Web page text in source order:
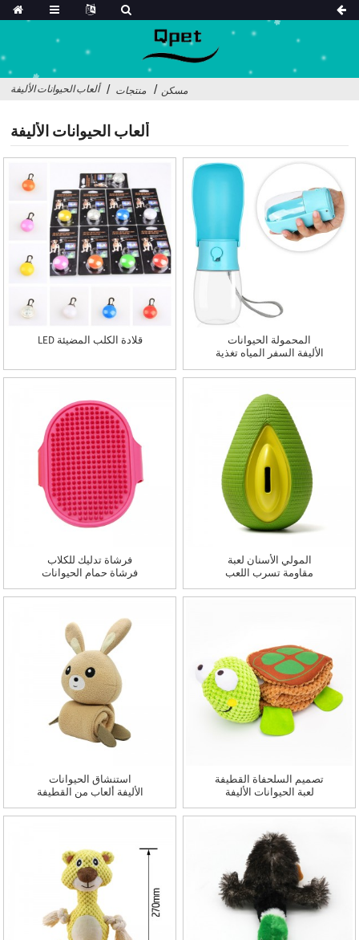
مسكن منتجات ألعاب الحيوانات الأليفة
ألعاب الحيوانات الأليفة
قلادة الكلب المضيئة LED
المحمولة الحيوانات
الأليفة السفر المياه تغذية
كوب الكلب الخروج غلاية
الشرب جهاز كوب الماء R
جهاز تغذية المشي الكلب
فرشاة تدليك للكلاب
فرشاة حمام الحيوانات
الأليفة فرشاة إزالة شعر
القطط حمام الحيوانات
المولي الأسنان لعبة
مقاومة تسرب اللعب
المطاط الأفوكادو الكلاب
لعبة مضغ
استنشاق الحيوانات
الأليفة ألعاب من القطيفة
الطعام التبتي لغز المولي
ألعاب للكلاب ألعاب
سهلة التنظيف
تصميم السلحفاة القطيفة
لعبة الحيوانات الأليفة
الذكية ألعاب اللغز